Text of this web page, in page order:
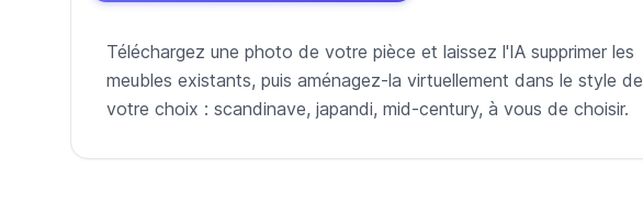
Téléchargez une photo de votre pièce et laissez l'IA supprimer les
meubles existants, puis aménagez-la virtuellement dans le style de
votre choix : scandinave, japandi, mid-century, à vous de choisir.